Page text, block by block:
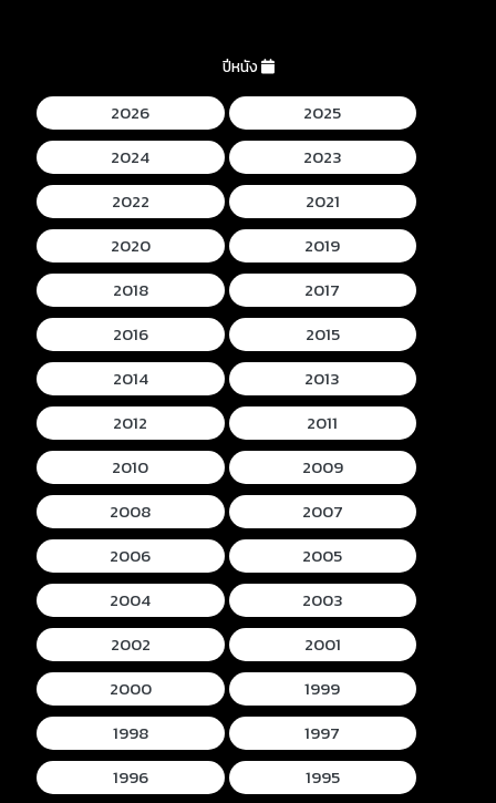
ปีหนัง
2026
2025
2024
2023
2022
2021
2020
2019
2018
2017
2016
2015
2014
2013
2012
2011
2010
2009
2008
2007
2006
2005
2004
2003
2002
2001
2000
1999
1998
1997
1996
1995